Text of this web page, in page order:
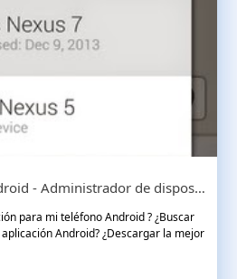
Aplicaciones gratis Android - Administrador de dispositivos Android
para mi teléfono Android ? ¿Buscar
Android? ¿Descargar la mejor